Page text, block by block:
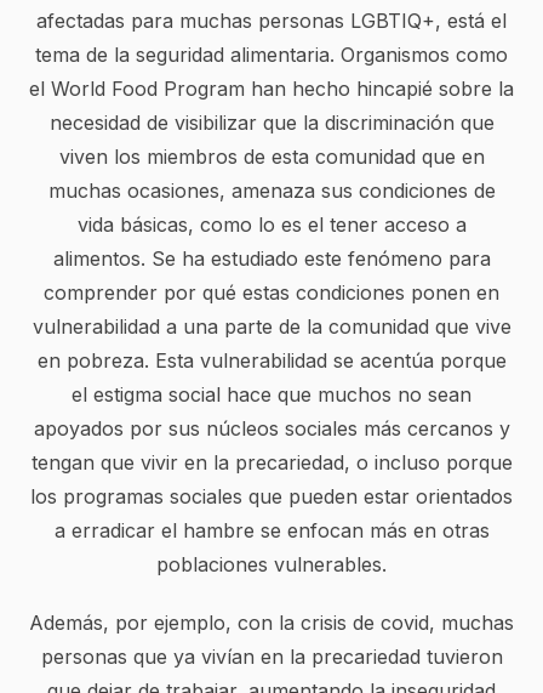
afectadas para muchas personas LGBTIQ+, está el
tema de la seguridad alimentaria. Organismos como
el World Food Program han hecho hincapié sobre la
necesidad de visibilizar que la discriminación que
viven los miembros de esta comunidad que en
muchas ocasiones, amenaza sus condiciones de
vida básicas, como lo es el tener acceso a
alimentos. Se ha estudiado este fenómeno para
comprender por qué estas condiciones ponen en
vulnerabilidad a una parte de la comunidad que vive
en pobreza. Esta vulnerabilidad se acentúa porque
el estigma social hace que muchos no sean
apoyados por sus núcleos sociales más cercanos y
tengan que vivir en la precariedad, o incluso porque
los programas sociales que pueden estar orientados
a erradicar el hambre se enfocan más en otras
poblaciones vulnerables.
Además, por ejemplo, con la crisis de covid, muchas
personas que ya vivían en la precariedad tuvieron